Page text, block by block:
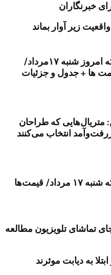
خبرنگاران
زیر آوار بماند
قیمت طلا و سکه امروز شنبه ۱۷مرداد/
ها + جدول و جزئیات
که طراحان
انتخاب می‌کنند
قیمت طلا و سکه شنبه ۱۷ مرداد/ قیمت‌ها
تماشای تلویزیون مطالعه
به دیابت موثرند